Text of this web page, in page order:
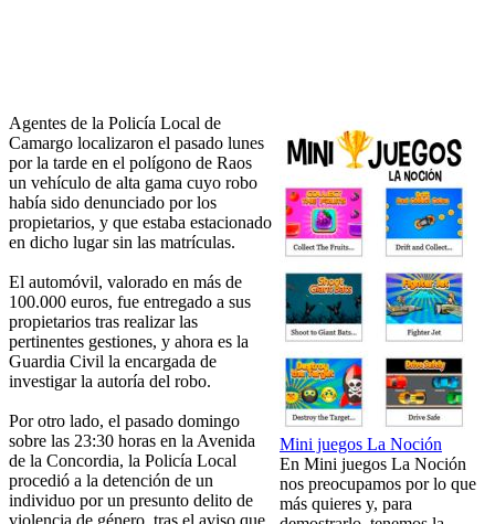
Mini juegos La Noción
En Mini juegos La Noción
nos preocupamos por lo que
más quieres y, para
Agentes de la Policía Local de
Camargo localizaron el pasado lunes
por la tarde en el polígono de Raos
un vehículo de alta gama cuyo robo
había sido denunciado por los
propietarios, y que estaba estacionado
en dicho lugar sin las matrículas.
El automóvil, valorado en más de
100.000 euros, fue entregado a sus
propietarios tras realizar las
pertinentes gestiones, y ahora es la
Guardia Civil la encargada de
investigar la autoría del robo.
Por otro lado, el pasado domingo
sobre las 23:30 horas en la Avenida
de la Concordia, la Policía Local
procedió a la detención de un
individuo por un presunto delito de
violencia de género, tras el aviso que